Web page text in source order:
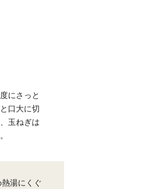
にさっと
口大に切
玉ねぎは
湯にくぐ